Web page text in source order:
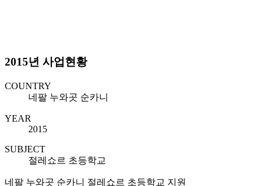
2015년 사업현황
COUNTRY
네팔 누와곳 순카니
YEAR
2015
SUBJECT
절레쇼르 초등학교
네팔 누와곳 순카니 절레쇼르 초등학교 지원